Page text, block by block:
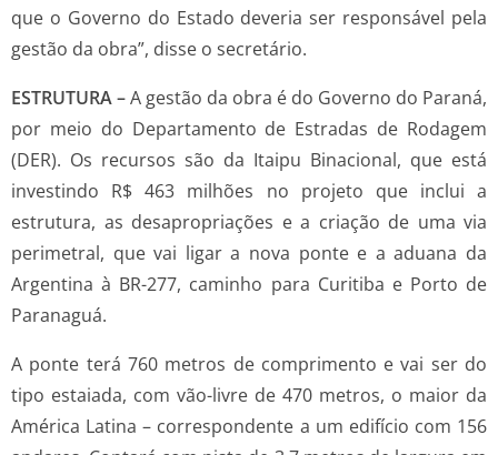
que o Governo do Estado deveria ser responsável pela
gestão da obra”, disse o secretário.
ESTRUTURA –A gestão da obra é do Governo do Paraná,
por meio do Departamento de Estradas de Rodagem
(DER). Os recursos são da Itaipu Binacional, que está
investindo R$ 463 milhões no projeto que inclui a
estrutura, as desapropriações e a criação de uma via
perimetral, que vai ligar a nova ponte e a aduana da
Argentina à BR-277, caminho para Curitiba e Porto de
Paranaguá.
A ponte terá 760 metros de comprimento e vai ser do
tipo estaiada, com vão-livre de 470 metros, o maior da
América Latina – correspondente a um edifício com 156